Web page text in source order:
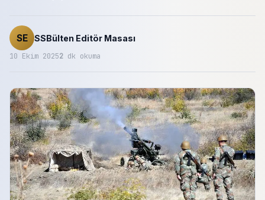
SE SSBülten Editör Masası
10 Ekim 20252 dk okuma